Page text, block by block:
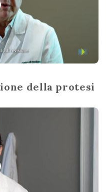
della protesi